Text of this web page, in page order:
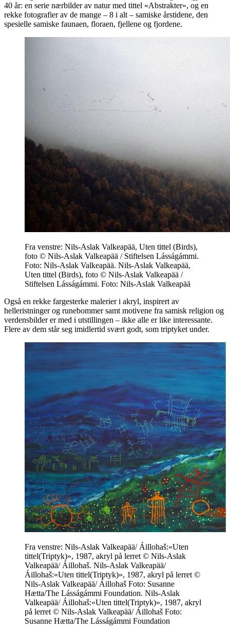
40 år: en serie nærbilder av natur med tittel «Abstrakter», og en
rekke fotografier av de mange – 8 i alt – samiske årstidene, den
spesielle samiske faunaen, floraen, fjellene og fjordene.
Fra venstre: Nils-Aslak Valkeapää, Uten tittel (Birds),
foto © Nils-Aslak Valkeapää / Stiftelsen Lásságámmi.
Foto: Nils-Aslak Valkeapää. Nils-Aslak Valkeapää,
Uten tittel (Birds), foto © Nils-Aslak Valkeapää /
Stiftelsen Lásságámmi. Foto: Nils-Aslak Valkeapää
Også en rekke fargesterke malerier i akryl, inspirert av
helleristninger og runebommer samt motivene fra samisk religion og
verdensbilder er med i utstillingen – ikke alle er like interessante.
Flere av dem står seg imidlertid svært godt, som triptyket under.
Fra venstre: Nils-Aslak Valkeapää/ Áillohaš:«Uten
tittel(Triptyk)», 1987, akryl på lerret © Nils-Aslak
Valkeapää/ Áillohaš. Nils-Aslak Valkeapää/
Áillohaš:«Uten tittel(Triptyk)», 1987, akryl på lerret ©
Nils-Aslak Valkeapää/ Áillohaš Foto: Susanne
Hætta/The Lásságámmi Foundation. Nils-Aslak
Valkeapää/ Áillohaš:«Uten tittel(Triptyk)», 1987, akryl
på lerret © Nils-Aslak Valkeapää/ Áillohaš Foto:
Susanne Hætta/The Lásságámmi Foundation